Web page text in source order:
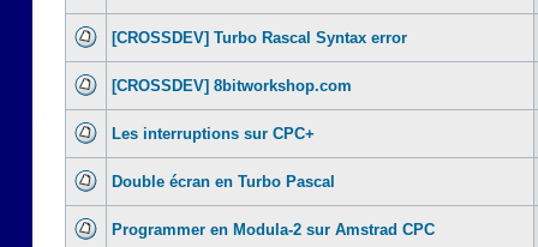
[CROSSDEV] Turbo Rascal Syntax error
[CROSSDEV] 8bitworkshop.com
Les interruptions sur CPC+
Double écran en Turbo Pascal
Programmer en Modula-2 sur Amstrad CPC